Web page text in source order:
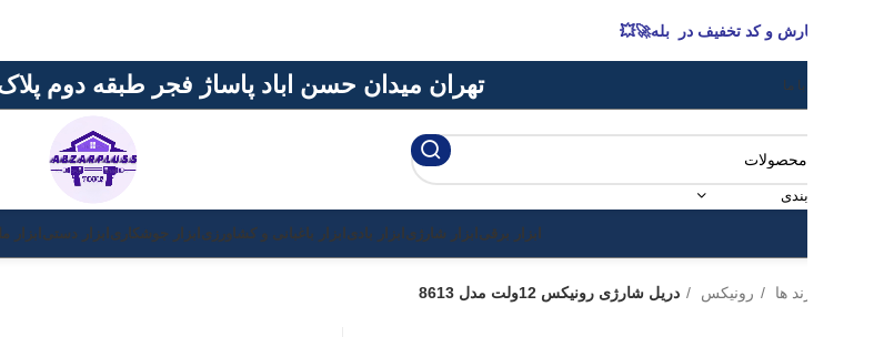
تهران میدان حسن اباد پاساژ فجر طبقه دوم پلاک 230 فروشگاه ابزار پلاس
ابزار شارژیابزار بادیابزار باغبانی و کشاورزیابزار جوشکاری ابزار دستیابزار ملزومات ماشین
رونیکس دریل شارژی رونیکس 12ولت مدل 8613
و کد تخفیف در بله🚀💥